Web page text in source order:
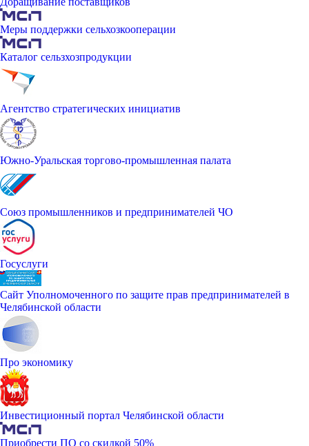
Меры поддержки сельхозкооперации
Каталог сельзхозпродукции
Агентство стратегических инициатив
Южно-Уральская торгово-промышленная палата
Союз промышленников и предпринимателей ЧО
Госуслуги
Сайт Уполномоченного по защите прав предпринимателей в
Челябинской области
Про экономику
Инвестиционный портал Челябинской области
Приобрести ПО со скидкой 50%